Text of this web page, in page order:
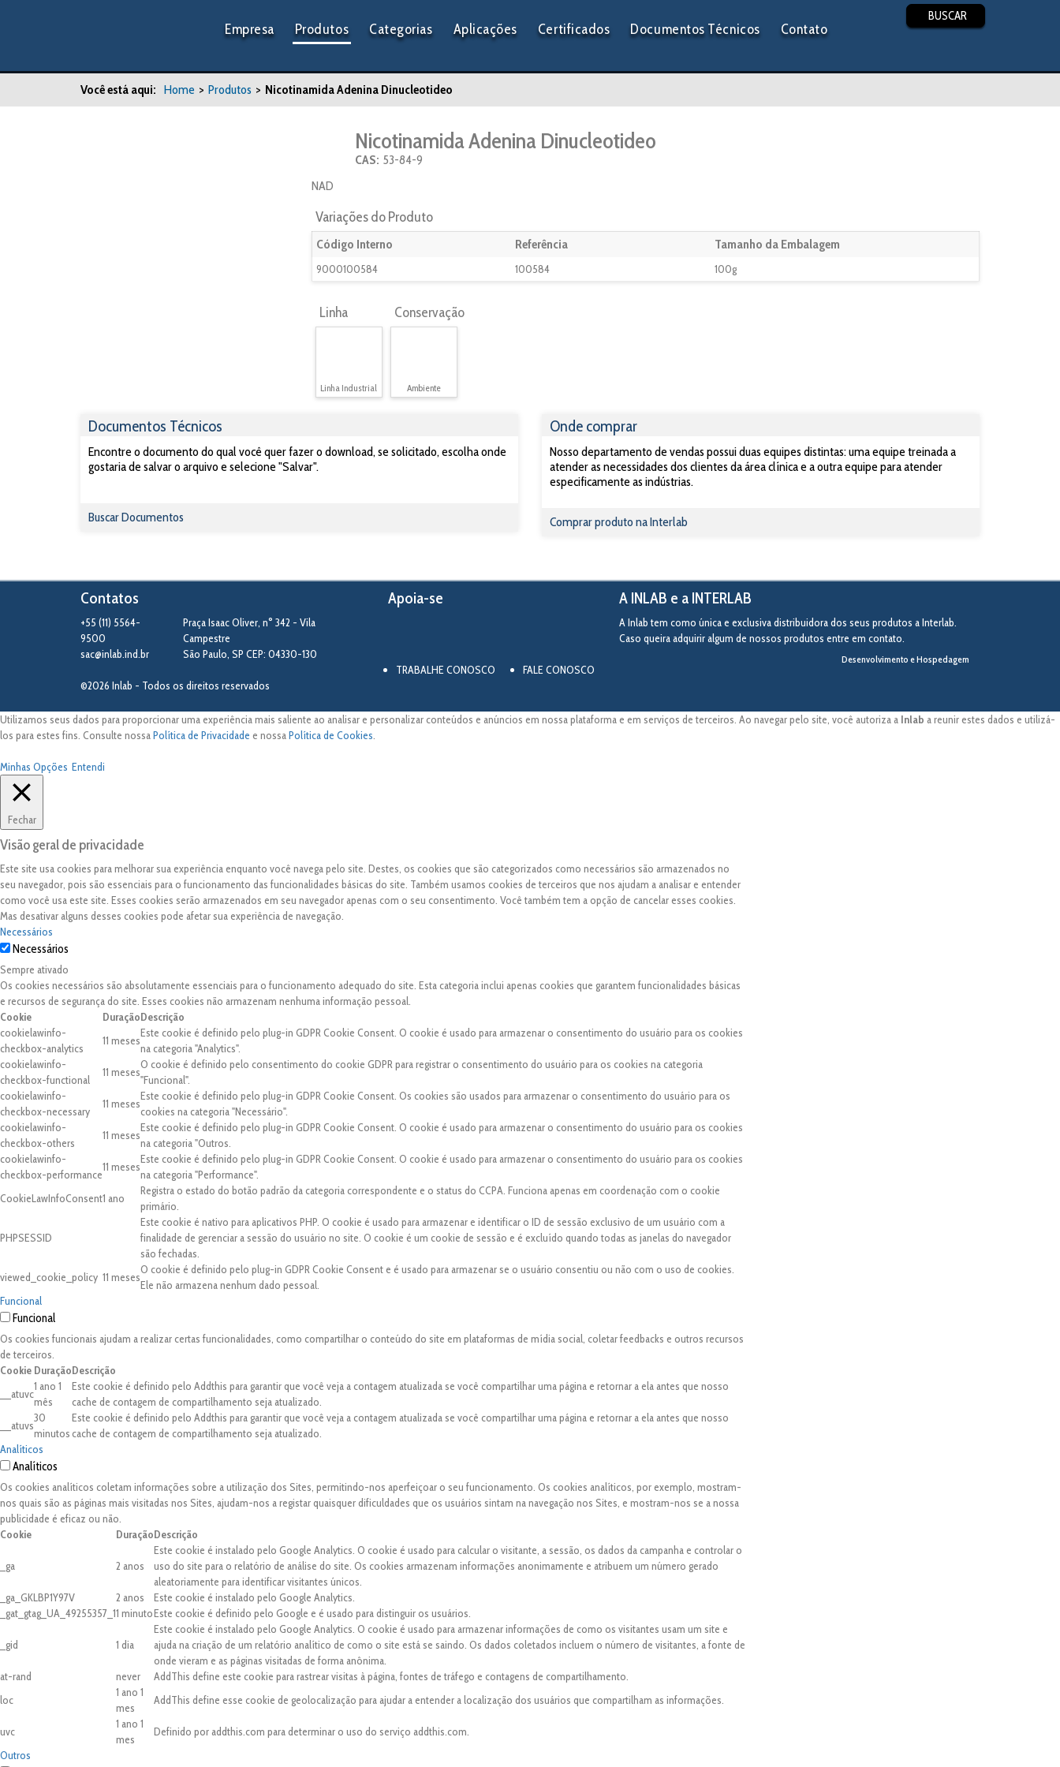
BUSCAR
Empresa Produtos Categorias Aplicações Certificados Documentos Técnicos Contato
Você está aqui: Home > Produtos > Nicotinamida Adenina Dinucleotideo
Nicotinamida Adenina Dinucleotideo
CAS: 53-84-9
NAD
Variações do Produto
Código Interno Referência Tamanho da Embalagem
9000100584 100584 100g
Linha
Linha Industrial
Conservação
Ambiente
Documentos Técnicos
Encontre o documento do qual você quer fazer o download, se solicitado, escolha onde
gostaria de salvar o arquivo e selecione "Salvar".
Buscar Documentos
Onde comprar
Nosso departamento de vendas possui duas equipes distintas: uma equipe treinada a
atender as necessidades dos clientes da área clínica e a outra equipe para atender
especificamente as indústrias.
Comprar produto na Interlab
Contatos
+55 (11) 5564-
9500
sac@inlab.ind.br
Praça Isaac Oliver, n° 342 - Vila
Campestre
São Paulo, SP CEP: 04330-130
Apoia-se A INLAB e a INTERLAB
A Inlab tem como única e exclusiva distribuidora dos seus produtos a Interlab.
Caso queira adquirir algum de nossos produtos entre em contato.
TRABALHE CONOSCO
FALE CONOSCO
©2026 Inlab - Todos os direitos reservados
Desenvolvimento e Hospedagem
Utilizamos seus dados para proporcionar uma experiência mais saliente ao analisar e personalizar conteúdos e anúncios em nossa plataforma e em serviços de terceiros. Ao navegar pelo site, você autoriza a Inlab a reunir estes dados e utilizá-
los para estes fins. Consulte nossaPolítica de Privacidade e nossaPolítica de Cookies.
Minhas Opções Entendi
Fechar
Visão geral de privacidade
Este site usa cookies para melhorar sua experiência enquanto você navega pelo site. Destes, os cookies que são categorizados como necessários são armazenados no
seu navegador, pois são essenciais para o funcionamento das funcionalidades básicas do site. Também usamos cookies de terceiros que nos ajudam a analisar e entender
como você usa este site. Esses cookies serão armazenados em seu navegador apenas com o seu consentimento. Você também tem a opção de cancelar esses cookies.
Mas desativar alguns desses cookies pode afetar sua experiência de navegação.
Necessários
Necessários
Sempre ativado
Os cookies necessários são absolutamente essenciais para o funcionamento adequado do site. Esta categoria inclui apenas cookies que garantem funcionalidades básicas
e recursos de segurança do site. Esses cookies não armazenam nenhuma informação pessoal.
Cookie
DuraçãoDescrição
cookielawinfo-
checkbox-analytics
11 meses
Este cookie é definido pelo plug-in GDPR Cookie Consent. O cookie é usado para armazenar o consentimento do usuário para os cookies
na categoria "Analytics".
cookielawinfo-
checkbox-functional
11 meses
O cookie é definido pelo consentimento do cookie GDPR para registrar o consentimento do usuário para os cookies na categoria
"Funcional".
cookielawinfo-
checkbox-necessary
11 meses
Este cookie é definido pelo plug-in GDPR Cookie Consent. Os cookies são usados para armazenar o consentimento do usuário para os
cookies na categoria "Necessário".
cookielawinfo-
checkbox-others
11 meses
Este cookie é definido pelo plug-in GDPR Cookie Consent. O cookie é usado para armazenar o consentimento do usuário para os cookies
na categoria "Outros.
cookielawinfo-
checkbox-performance
11 meses
Este cookie é definido pelo plug-in GDPR Cookie Consent. O cookie é usado para armazenar o consentimento do usuário para os cookies
na categoria "Performance".
CookieLawInfoConsent1 ano
Registra o estado do botão padrão da categoria correspondente e o status do CCPA. Funciona apenas em coordenação com o cookie
primário.
PHPSESSID
Este cookie é nativo para aplicativos PHP. O cookie é usado para armazenar e identificar o ID de sessão exclusivo de um usuário com a
finalidade de gerenciar a sessão do usuário no site. O cookie é um cookie de sessão e é excluído quando todas as janelas do navegador
são fechadas.
viewed_cookie_policy 11 meses
O cookie é definido pelo plug-in GDPR Cookie Consent e é usado para armazenar se o usuário consentiu ou não com o uso de cookies.
Ele não armazena nenhum dado pessoal.
Funcional
Funcional
Os cookies funcionais ajudam a realizar certas funcionalidades, como compartilhar o conteúdo do site em plataformas de mídia social, coletar feedbacks e outros recursos
de terceiros.
Cookie DuraçãoDescrição
__atuvc
1 ano 1
mês
Este cookie é definido pelo Addthis para garantir que você veja a contagem atualizada se você compartilhar uma página e retornar a ela antes que nosso
cache de contagem de compartilhamento seja atualizado.
__atuvs
30
minutos
Este cookie é definido pelo Addthis para garantir que você veja a contagem atualizada se você compartilhar uma página e retornar a ela antes que nosso
cache de contagem de compartilhamento seja atualizado.
Analíticos
Analíticos
Os cookies analíticos coletam informações sobre a utilização dos Sites, permitindo-nos aperfeiçoar o seu funcionamento. Os cookies analíticos, por exemplo, mostram-
nos quais são as páginas mais visitadas nos Sites, ajudam-nos a registar quaisquer dificuldades que os usuários sintam na navegação nos Sites, e mostram-nos se a nossa
publicidade é eficaz ou não.
Cookie
DuraçãoDescrição
_ga 2 anos
Este cookie é instalado pelo Google Analytics. O cookie é usado para calcular o visitante, a sessão, os dados da campanha e controlar o
uso do site para o relatório de análise do site. Os cookies armazenam informações anonimamente e atribuem um número gerado
aleatoriamente para identificar visitantes únicos.
_ga_GKLBP1Y97V
2 anos
Este cookie é instalado pelo Google Analytics.
_gat_gtag_UA_49255357_11 minutoEste cookie é definido pelo Google e é usado para distinguir os usuários.
_gid 1 dia
Este cookie é instalado pelo Google Analytics. O cookie é usado para armazenar informações de como os visitantes usam um site e
ajuda na criação de um relatório analítico de como o site está se saindo. Os dados coletados incluem o número de visitantes, a fonte de
onde vieram e as páginas visitadas de forma anônima.
at-rand
never
AddThis define este cookie para rastrear visitas à página, fontes de tráfego e contagens de compartilhamento.
loc
1 ano 1
mes
AddThis define esse cookie de geolocalização para ajudar a entender a localização dos usuários que compartilham as informações.
uvc
1 ano 1
mes
Definido por addthis.com para determinar o uso do serviço addthis.com.
Outros